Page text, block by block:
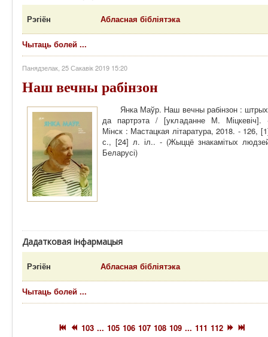
Рэгіён Абласная бібліятэка
Чытаць болей ...
Панядзелак, 25 Сакавік 2019 15:20
Наш вечны рабінзон
Янка Маўр. Наш вечны рабінзон :
да партрэта / [укладанне М. Міцкевіч].
Мінск : Мастацкая літаратура, 2018. - 126,
с., [24] л. іл.. - (Жыццё знакамітых
Беларусі)
Дадатковая інфармацыя
Рэгіён Абласная бібліятэка
Чытаць болей ...
103 ... 105 106 107 108 109 ... 111 112